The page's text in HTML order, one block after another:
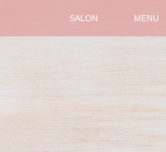
SALON MENU